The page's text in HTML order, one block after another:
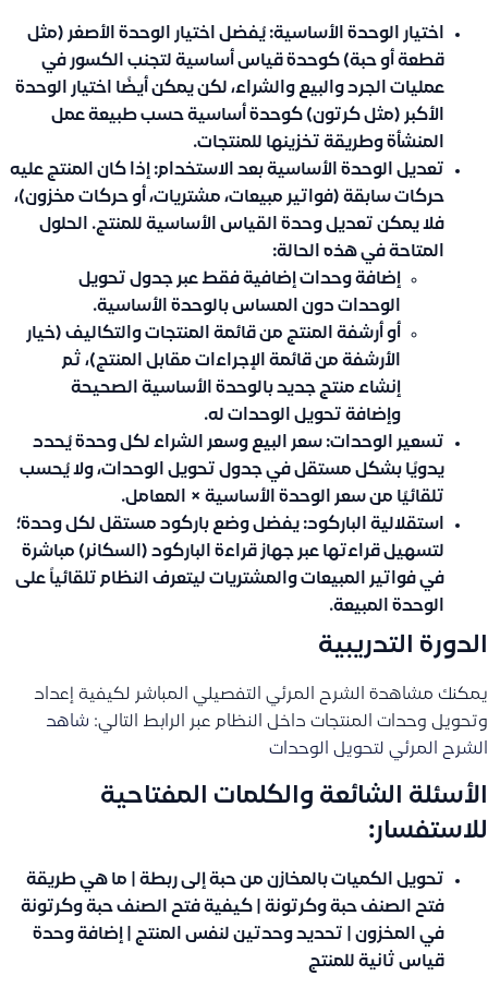
اختيار الوحدة الأساسية: يُفضل اختيار الوحدة الأصغر (مثل
قطعة أو حبة) كوحدة قياس أساسية لتجنب الكسور في
عمليات الجرد والبيع والشراء، لكن يمكن أيضًا اختيار الوحدة
الأكبر (مثل كرتون) كوحدة أساسية حسب طبيعة عمل
المنشأة وطريقة تخزينها للمنتجات.
تعديل الوحدة الأساسية بعد الاستخدام: إذا كان المنتج عليه
حركات سابقة (فواتير مبيعات، مشتريات، أو حركات مخزون)،
فلا يمكن تعديل وحدة القياس الأساسية للمنتج. الحلول
المتاحة في هذه الحالة:
إضافة وحدات إضافية فقط عبر جدول تحويل
الوحدات دون المساس بالوحدة الأساسية.
أو أرشفة المنتج من قائمة المنتجات والتكاليف (خيار
الأرشفة من قائمة الإجراءات مقابل المنتج)، ثم
إنشاء منتج جديد بالوحدة الأساسية الصحيحة
وإضافة تحويل الوحدات له.
تسعير الوحدات: سعر البيع وسعر الشراء لكل وحدة يُحدد
يدويًا بشكل مستقل في جدول تحويل الوحدات، ولا يُحسب
تلقائيًا من سعر الوحدة الأساسية × المعامل.
استقلالية الباركود: يفضل وضع باركود مستقل لكل وحدة؛
لتسهيل قراءتها عبر جهاز قراءة الباركود (السكانر) مباشرة
في فواتير المبيعات والمشتريات ليتعرف النظام تلقائياً على
الوحدة المبيعة.
الدورة التدريبية
يمكنك مشاهدة الشرح المرئي التفصيلي المباشر لكيفية إعداد
وتحويل وحدات المنتجات داخل النظام عبر الرابط التالي: شاهد
الشرح المرئي لتحويل الوحدات
الأسئلة الشائعة والكلمات المفتاحية
للاستفسار:
تحويل الكميات بالمخازن من حبة إلى ربطة | ما هي طريقة
فتح الصنف حبة وكرتونة | كيفية فتح الصنف حبة وكرتونة
في المخزون | تحديد وحدتين لنفس المنتج | إضافة وحدة
قياس ثانية للمنتج